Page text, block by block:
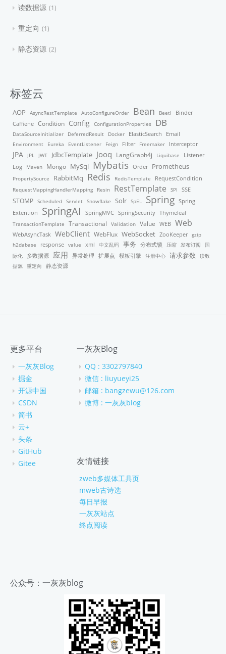
读数据源 1
重定向 1
静态资源 2
标签云
AOP AsyncRestTemplate AutoConfigureOrder Bean Beetl
Binder
Caffiene Condition Config ConfigurationProperties DB
DataSourceInitializer DeferredResult Docker ElasticSearch
Email
Environment
Eureka EventListener Feign Filter Freemaker Interceptor
JPA JPL JWT JdbcTemplate Jooq LangGraph4j Liquibase Listener
Log Maven Mongo MySql Mybatis Order Prometheus
PropertySource RabbitMq Redis RedisTemplate
RequestCondition
RequestMappingHandlerMapping
Resin RestTemplate SPI SSE
STOMP Scheduled Servlet Snowflake Solr SpEL Spring Spring
Extention
SpringAI SpringMVC SpringSecurity Thymeleaf
TransactionTemplate Transactional Validation Value WEB Web
WebAsyncTask WebClient WebFlux WebSocket ZooKeeper gzip
h2dabase
response value xml 中文乱码 事务 分布式锁 压缩 发布订阅
国
际化
多数据源 应用 异常处理 扩展点 模板引擎 注册中心 请求参数
读数
据源 重定向 静态资源
更多平台
一灰灰Blog
掘金
开源中国
CSDN
简书
云+
头条
GitHub
Gitee
一灰灰Blog
QQ : 3302797840
微信 : liuyueyi25
邮箱 : bangzewu@126.com
微博 : 一灰灰blog
友情链接
zweb多媒体工具页
mweb古诗选
每日早报
一灰灰站点
终点阅读
公众号：一灰灰blog